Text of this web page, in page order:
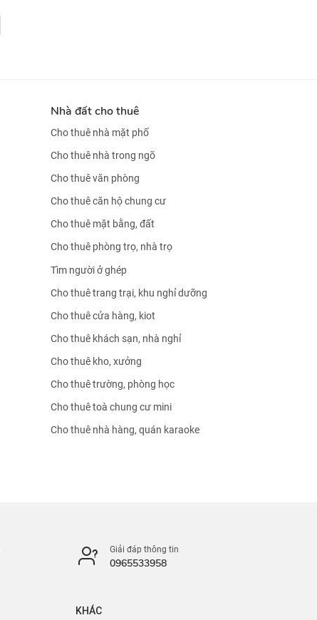
Nhà đất cho thuê
Cho thuê nhà mặt phố
Cho thuê nhà trong ngõ
Cho thuê văn phòng
Cho thuê căn hộ chung cư
Cho thuê mặt bằng, đất
Cho thuê phòng trọ, nhà trọ
Tìm người ở ghép
Cho thuê trang trại, khu nghỉ dưỡng
Cho thuê cửa hàng, kiot
Cho thuê khách sạn, nhà nghỉ
Cho thuê kho, xưởng
Cho thuê trường, phòng học
Cho thuê toà chung cư mini
Cho thuê nhà hàng, quán karaoke
Giải đáp thông tin
0965533958
KHÁC